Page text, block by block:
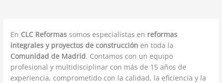
En CLC Reformas somos especialistas en reformas
integrales y proyectos de construcción en toda la
Comunidad de Madrid. Contamos con un equipo
profesional y multidisciplinar con más de 15 años de
experiencia, comprometido con la calidad, la eficiencia y la